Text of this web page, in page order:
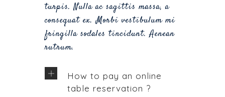
turpis. Nulla ac sagittis massa, a
consequat ex. Morbi vestibulum mi
fringilla sodales tincidunt. Aenean
rutrum.
How to pay an online
table reservation ?